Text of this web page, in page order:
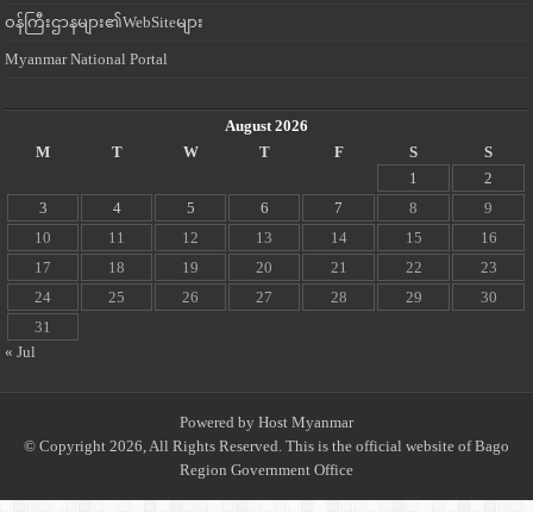
ဝန်ကြီးဌာနများ၏WebSiteများ
Myanmar National Portal
August 2026
M
T W T F S
S
1
2
3
4 5 6 7 8
9
10
11 12 13 14 15
16
17
18 19 20 21 22
23
24
25 26 27 28 29
30
31
« Jul
Powered by Host Myanmar
© Copyright 2026, All Rights Reserved. This is the official website of Bago
Region Government Office